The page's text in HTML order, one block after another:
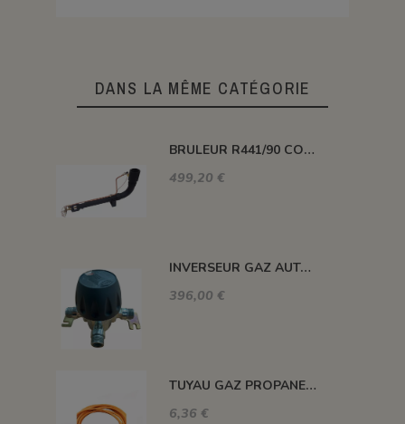
DANS LA MÊME CATÉGORIE
BRULEUR R441/90 COUDE PUISSANCE 116 KW
499,20 €
INVERSEUR GAZ AUTOMATIQUE 12kg/h 1.5 BAR M-M 20X150
396,00 €
TUYAU GAZ PROPANE 20 BARS MAXI. DIAM. 8MM LE ML
6,36 €